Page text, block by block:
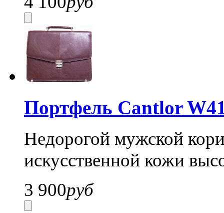
Портфель Cantlor
Недорогой мужской
искусственной кожи
3 900руб